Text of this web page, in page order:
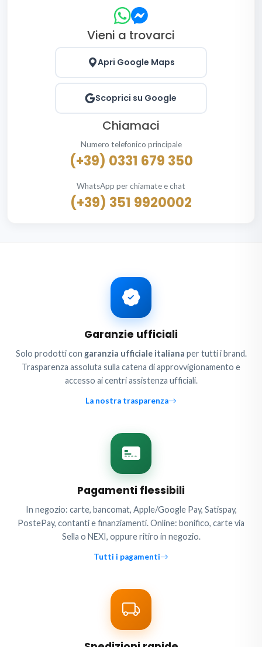
Vieni a trovarci
Apri Google Maps
Scoprici su Google
Chiamaci
Numero telefonico principale
(+39) 0331 679 350
WhatsApp per chiamate e chat
(+39) 351 9920002
Garanzie ufficiali
Solo prodotti con garanzia ufficiale italiana per tutti i brand.
Trasparenza assoluta sulla catena di approvvigionamento e
accesso ai centri assistenza ufficiali.
La nostra trasparenza
Pagamenti flessibili
In negozio: carte, bancomat, Apple/Google Pay, Satispay,
PostePay, contanti e finanziamenti. Online: bonifico, carte via
Sella o NEXI, oppure ritiro in negozio.
Tutti i pagamenti